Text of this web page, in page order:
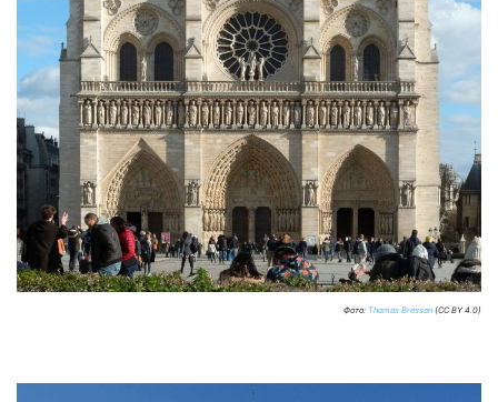
Фото: Thomas Bresson (CC BY 4.0)